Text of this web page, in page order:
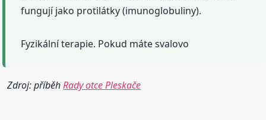
fungují jako protilátky (imunoglobuliny).
Fyzikální terapie. Pokud máte svalovo
Zdroj: příběhRady otce Pleskače